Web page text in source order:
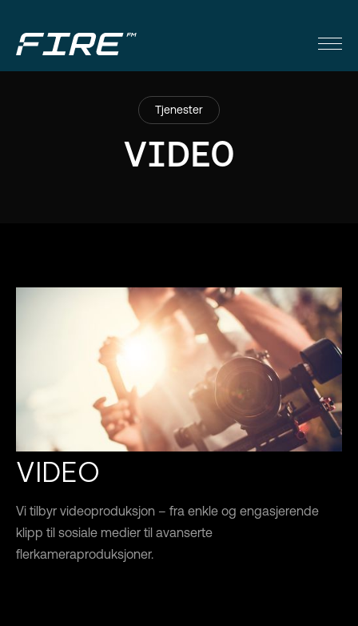
Tjenester
VIDEO
VIDEO
Vi tilbyr videoproduksjon – fra enkle og engasjerende
klipp til sosiale medier til avanserte
flerkameraproduksjoner.